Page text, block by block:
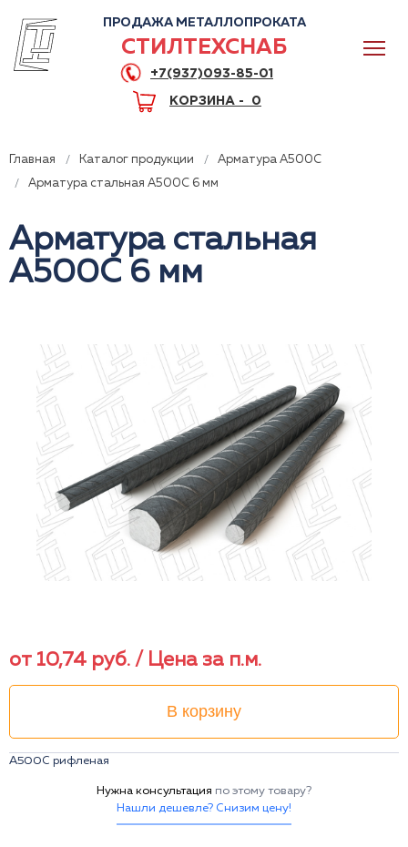
ПРОДАЖА МЕТАЛЛОПРОКАТА
СТИЛТЕХСНАБ
+7(937)093-85-01
КОРЗИНА - 0
Главная Каталог продукции
Арматура А500С
Арматура стальная А500С 6 мм
Арматура стальная
А500С 6 мм
от 10,74 руб. / Цена за п.м.
В корзину
А500С рифленая
Нужна консультация по этому товару?
Нашли дешевле? Снизим цену!